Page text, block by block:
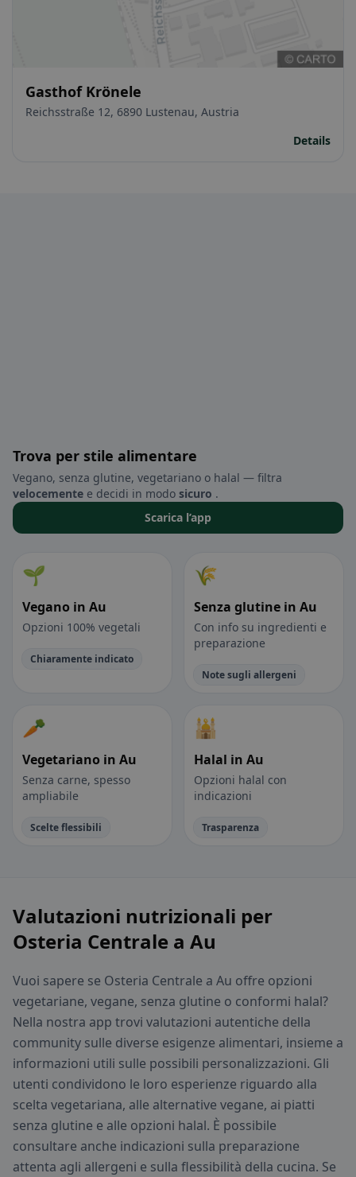
Gasthof Krönele
Reichsstraße 12, 6890 Lustenau, Austria
Details
Trova per stile alimentare
Vegano, senza glutine, vegetariano o halal — filtra
velocemente e decidi in modo sicuro .
Scarica l’app
🌱
Vegano in Au
Opzioni 100% vegetali
Chiaramente indicato
🌾
Senza glutine in Au
Con info su ingredienti e
preparazione
Note sugli allergeni
🥕
Vegetariano in Au
Senza carne, spesso
ampliabile
Scelte flessibili
🕌
Halal in Au
Opzioni halal con
indicazioni
Trasparenza
Valutazioni nutrizionali per
Osteria Centrale a Au
Vuoi sapere se Osteria Centrale a Au offre opzioni
vegetariane, vegane, senza glutine o conformi halal?
Nella nostra app trovi valutazioni autentiche della
community sulle diverse esigenze alimentari, insieme a
informazioni utili sulle possibili personalizzazioni. Gli
utenti condividono le loro esperienze riguardo alla
scelta vegetariana, alle alternative vegane, ai piatti
senza glutine e alle opzioni halal. È possibile
consultare anche indicazioni sulla preparazione
attenta agli allergeni e sulla flessibilità della cucina. Se